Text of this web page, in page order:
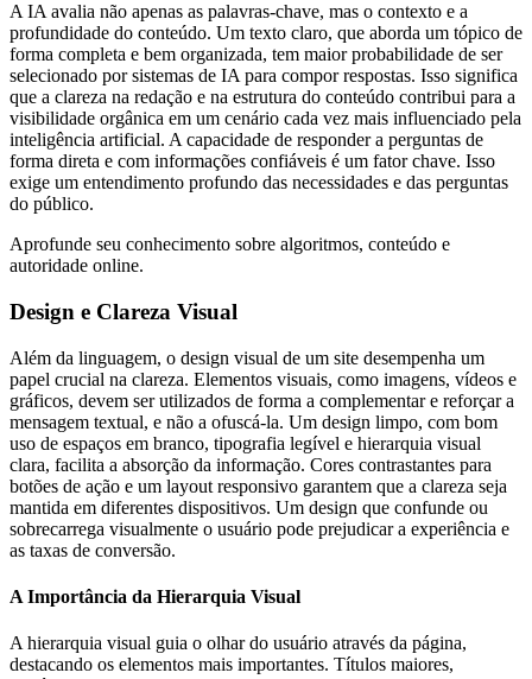
A IA avalia não apenas as palavras-chave, mas o contexto e a
profundidade do conteúdo. Um texto claro, que aborda um tópico de
forma completa e bem organizada, tem maior probabilidade de ser
selecionado por sistemas de IA para compor respostas. Isso significa
que a clareza na redação e na estrutura do conteúdo contribui para a
visibilidade orgânica em um cenário cada vez mais influenciado pela
inteligência artificial. A capacidade de responder a perguntas de
forma direta e com informações confiáveis é um fator chave. Isso
exige um entendimento profundo das necessidades e das perguntas
do público.
Aprofunde seu conhecimento sobre algoritmos, conteúdo e
autoridade online.
Design e Clareza Visual
Além da linguagem, o design visual de um site desempenha um
papel crucial na clareza. Elementos visuais, como imagens, vídeos e
gráficos, devem ser utilizados de forma a complementar e reforçar a
mensagem textual, e não a ofuscá-la. Um design limpo, com bom
uso de espaços em branco, tipografia legível e hierarquia visual
clara, facilita a absorção da informação. Cores contrastantes para
botões de ação e um layout responsivo garantem que a clareza seja
mantida em diferentes dispositivos. Um design que confunde ou
sobrecarrega visualmente o usuário pode prejudicar a experiência e
as taxas de conversão.
A Importância da Hierarquia Visual
A hierarquia visual guia o olhar do usuário através da página,
destacando os elementos mais importantes. Títulos maiores,